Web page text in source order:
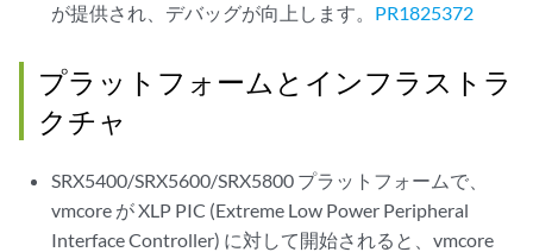
が提供され、デバッグが向上します。 PR1825372
プラットフォームとインフラストラ
クチャ
SRX5400/SRX5600/SRX5800 プラットフォームで、
vmcore が XLP PIC (Extreme Low Power Peripheral
Interface Controller) に対して開始されると、vmcore